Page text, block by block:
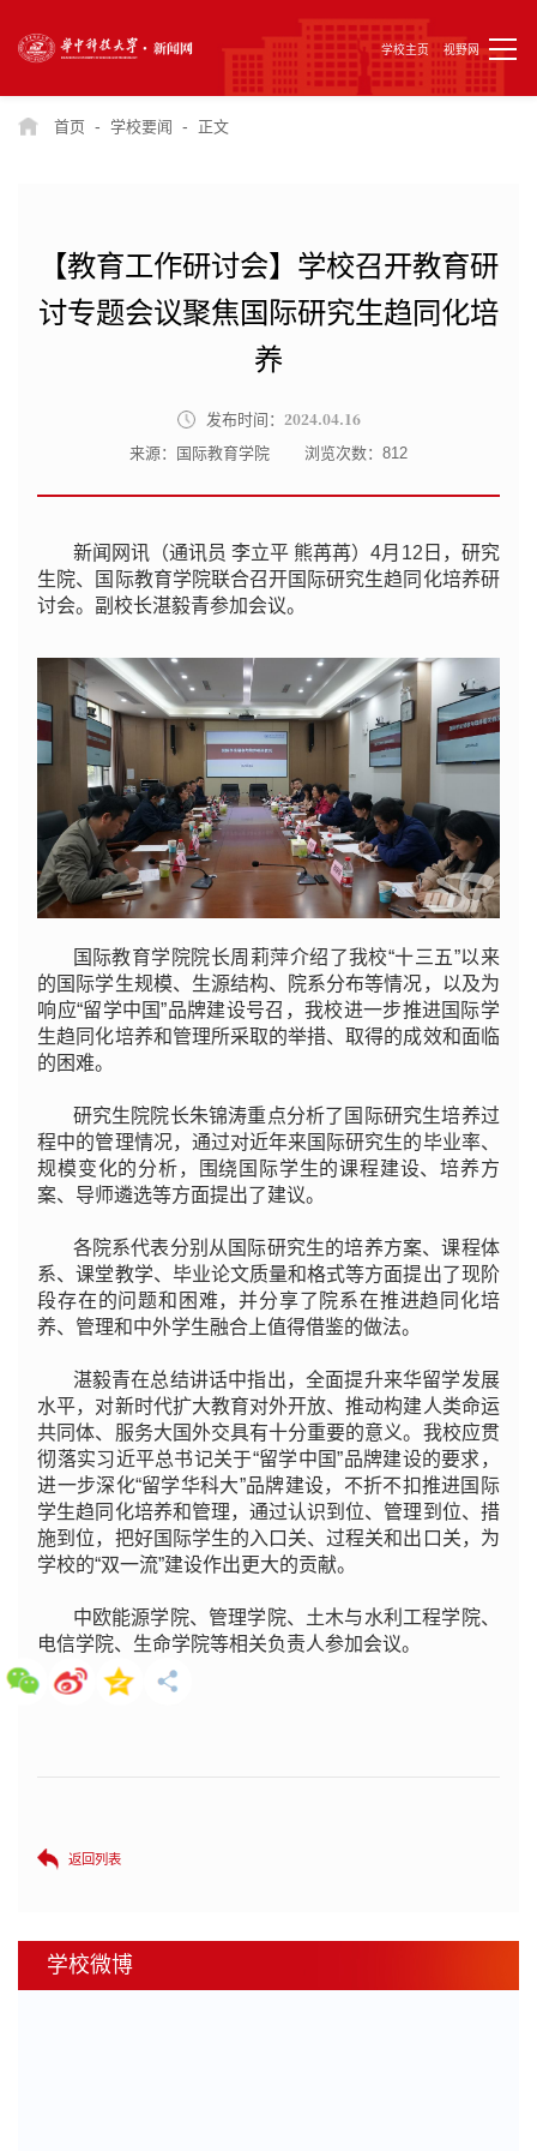
学校主页 视野网
首页 - 学校要闻 - 正文
【教育工作研讨会】学校召开教育研
讨专题会议聚焦国际研究生趋同化培
养
发布时间： 2024.04.16
来源：国际教育学院 浏览次数： 812
新闻网讯（通讯员 李立平 熊苒苒）4月12日，研究
生院、国际教育学院联合召开国际研究生趋同化培养研
讨会。副校长湛毅青参加会议。
国际教育学院院长周莉萍介绍了我校“十三五”以来
的国际学生规模、生源结构、院系分布等情况，以及为
响应“留学中国”品牌建设号召，我校进一步推进国际学
生趋同化培养和管理所采取的举措、取得的成效和面临
的困难。
研究生院院长朱锦涛重点分析了国际研究生培养过
程中的管理情况，通过对近年来国际研究生的毕业率、
规模变化的分析，围绕国际学生的课程建设、培养方
案、导师遴选等方面提出了建议。
各院系代表分别从国际研究生的培养方案、课程体
系、课堂教学、毕业论文质量和格式等方面提出了现阶
段存在的问题和困难，并分享了院系在推进趋同化培
养、管理和中外学生融合上值得借鉴的做法。
湛毅青在总结讲话中指出，全面提升来华留学发展
水平，对新时代扩大教育对外开放、推动构建人类命运
共同体、服务大国外交具有十分重要的意义。我校应贯
彻落实习近平总书记关于“留学中国”品牌建设的要求，
进一步深化“留学华科大”品牌建设，不折不扣推进国际
学生趋同化培养和管理，通过认识到位、管理到位、措
施到位，把好国际学生的入口关、过程关和出口关，为
学校的“双一流”建设作出更大的贡献。
中欧能源学院、管理学院、土木与水利工程学院、
电信学院、生命学院等相关负责人参加会议。
返回列表
学校微博